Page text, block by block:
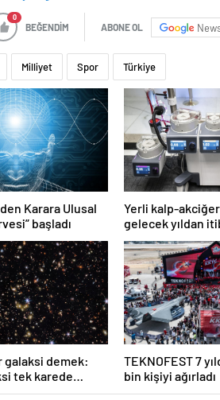
0
BEĞENDİM ABONE OL
Milliyet Spor Türkiye
Karara Ulusal
başladı
Yerli kalp-
gelecek yıldan
kullanılacak
galaksi demek:
tek karede
TEKNOFEST 7
bin kişiyi ağırladı